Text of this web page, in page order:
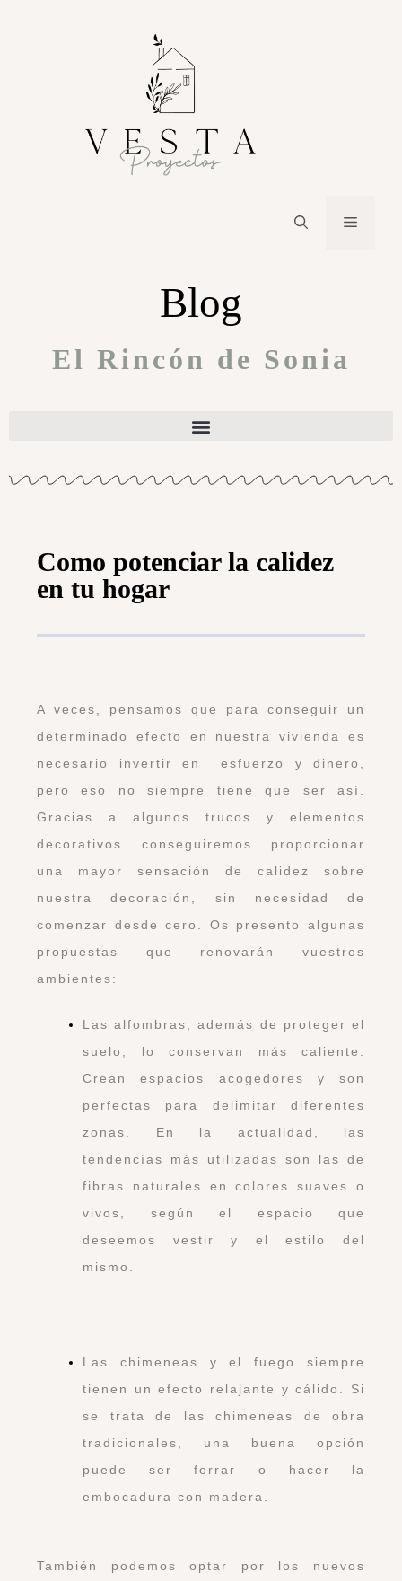
Blog
El Rincón de Sonia
Como potenciar la calidez
en tu hogar
A veces, pensamos que para conseguir un
determinado efecto en nuestra vivienda es
necesario invertir en esfuerzo y dinero,
pero eso no siempre tiene que ser así.
Gracias a algunos trucos y elementos
decorativos conseguiremos proporcionar
una mayor sensación de calidez sobre
nuestra decoración, sin necesidad de
comenzar desde cero. Os presento algunas
propuestas que renovarán vuestros
ambientes:
Las alfombras, además de proteger el
suelo, lo conservan más caliente.
Crean espacios acogedores y son
perfectas para delimitar diferentes
zonas. En la actualidad, las
tendencías más utilizadas son las de
fibras naturales en colores suaves o
vivos, según el espacio que
deseemos vestir y el estilo del
mismo.
Las chimeneas y el fuego siempre
tienen un efecto relajante y cálido. Si
se trata de las chimeneas de obra
tradicionales, una buena opción
puede ser forrar o hacer la
embocadura con madera.
También podemos optar por los nuevos